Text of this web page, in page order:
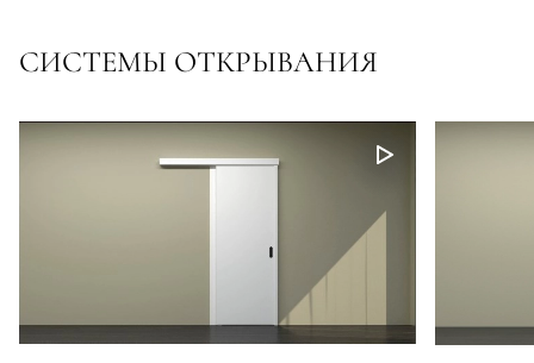
СИСТЕМЫ ОТКРЫВАНИЯ